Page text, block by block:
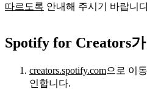
따르도록 안내해 주시기 바랍니
Spotify for Creators
creators.spotify.com으로 이
인합니다.